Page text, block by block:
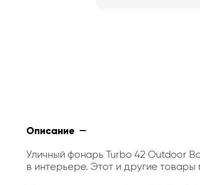
Описание
Уличный фонарь Turbo 42 Outdoor
в интерьере. Этот и другие